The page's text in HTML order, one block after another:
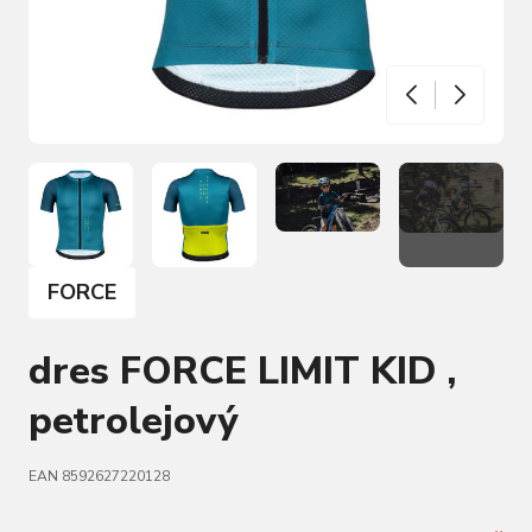
FORCE
dres FORCE LIMIT KID ,
petrolejový
EAN 8592627220128